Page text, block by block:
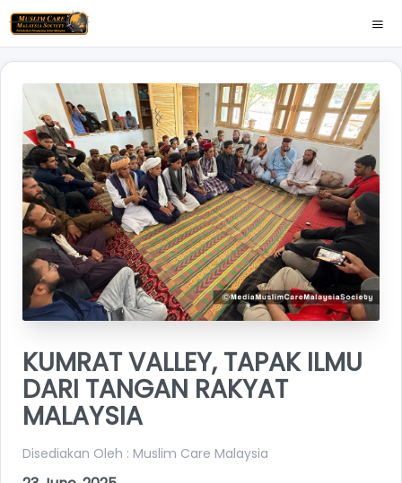
KUMRAT VALLEY, TAPAK ILMU
DARI TANGAN RAKYAT
MALAYSIA
Disediakan Oleh : Muslim Care Malaysia